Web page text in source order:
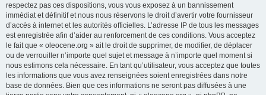
respectez pas ces dispositions, vous vous exposez à un bannissement
immédiat et définitif et nous nous réservons le droit d’avertir votre fournisseur
d’accès à internet et les autorités officielles. L’adresse IP de tous les messages
est enregistrée afin d’aider au renforcement de ces conditions. Vous acceptez
le fait que « oleocene.org » ait le droit de supprimer, de modifier, de déplacer
ou de verrouiller n’importe quel sujet et message à n’importe quel moment si
nous estimons cela nécessaire. En tant qu’utilisateur, vous acceptez que toutes
les informations que vous avez renseignées soient enregistrées dans notre
base de données. Bien que ces informations ne seront pas diffusées à une